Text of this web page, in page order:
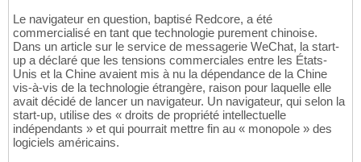
Le navigateur en question, baptisé Redcore, a été
commercialisé en tant que technologie purement chinoise.
Dans un article sur le service de messagerie WeChat, la start-
up a déclaré que les tensions commerciales entre les États-
Unis et la Chine avaient mis à nu la dépendance de la Chine
vis-à-vis de la technologie étrangère, raison pour laquelle elle
avait décidé de lancer un navigateur. Un navigateur, qui selon la
start-up, utilise des « droits de propriété intellectuelle
indépendants » et qui pourrait mettre fin au « monopole » des
logiciels américains.